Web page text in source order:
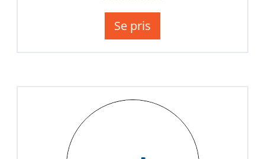
Se pris